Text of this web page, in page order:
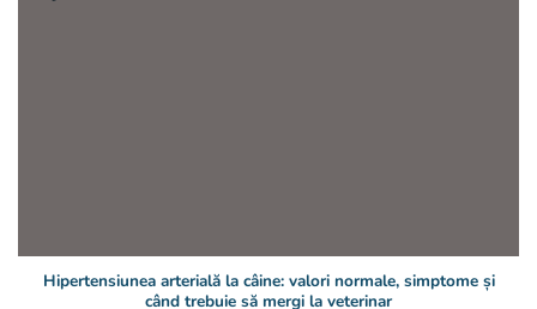
Hipertensiunea arterială la câine: valori normale, simptome și
când trebuie să mergi la veterinar